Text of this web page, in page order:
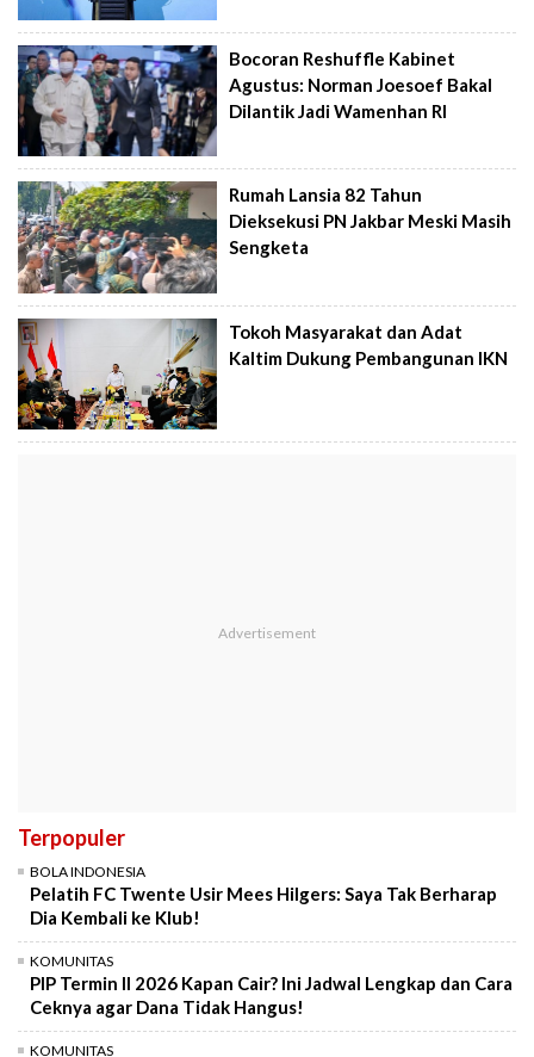
Bocoran Reshuffle Kabinet
Agustus: Norman Joesoef Bakal
Dilantik Jadi Wamenhan RI
Rumah Lansia 82 Tahun
Dieksekusi PN Jakbar Meski Masih
Sengketa
Tokoh Masyarakat dan Adat
Kaltim Dukung Pembangunan IKN
Terpopuler
BOLA INDONESIA
Pelatih FC Twente Usir Mees Hilgers: Saya Tak Berharap
Dia Kembali ke Klub!
KOMUNITAS
PIP Termin II 2026 Kapan Cair? Ini Jadwal Lengkap dan Cara
Ceknya agar Dana Tidak Hangus!
KOMUNITAS